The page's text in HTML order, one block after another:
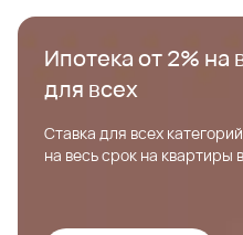
Ипотека от 2% на
для всех
Ставка для всех
на весь срок на квартиры